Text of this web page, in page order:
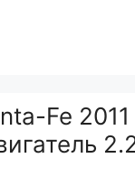
Fe 2011